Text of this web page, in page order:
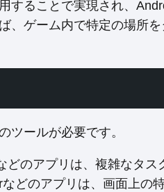
することで実現され、
、ゲーム内で特定の場所
ツールが必要です。
どのアプリは、複雑なタス
どのアプリは、画面上の